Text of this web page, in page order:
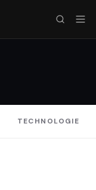
TECHNOLOGIE